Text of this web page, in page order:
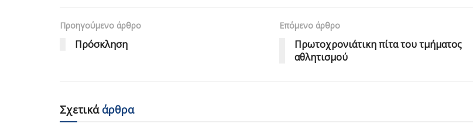
Προηγούμενο άρθρο
Πρόσκληση
Επόμενο άρθρο
Πρωτοχρονιάτικη πίτα του τμήματος
αθλητισμού
Σχετικάάρθρα